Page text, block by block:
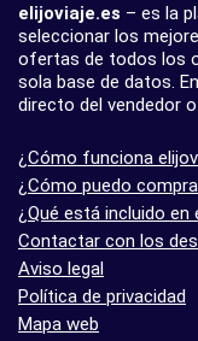
elijoviaje.es – es la
seleccionar los
ofertas de todos los
sola base de datos.
directo del vendedor
¿Cómo funciona
¿Cómo puedo
¿Qué está incluido en
Contactar con los
Aviso legal
Política de privacidad
Mapa web